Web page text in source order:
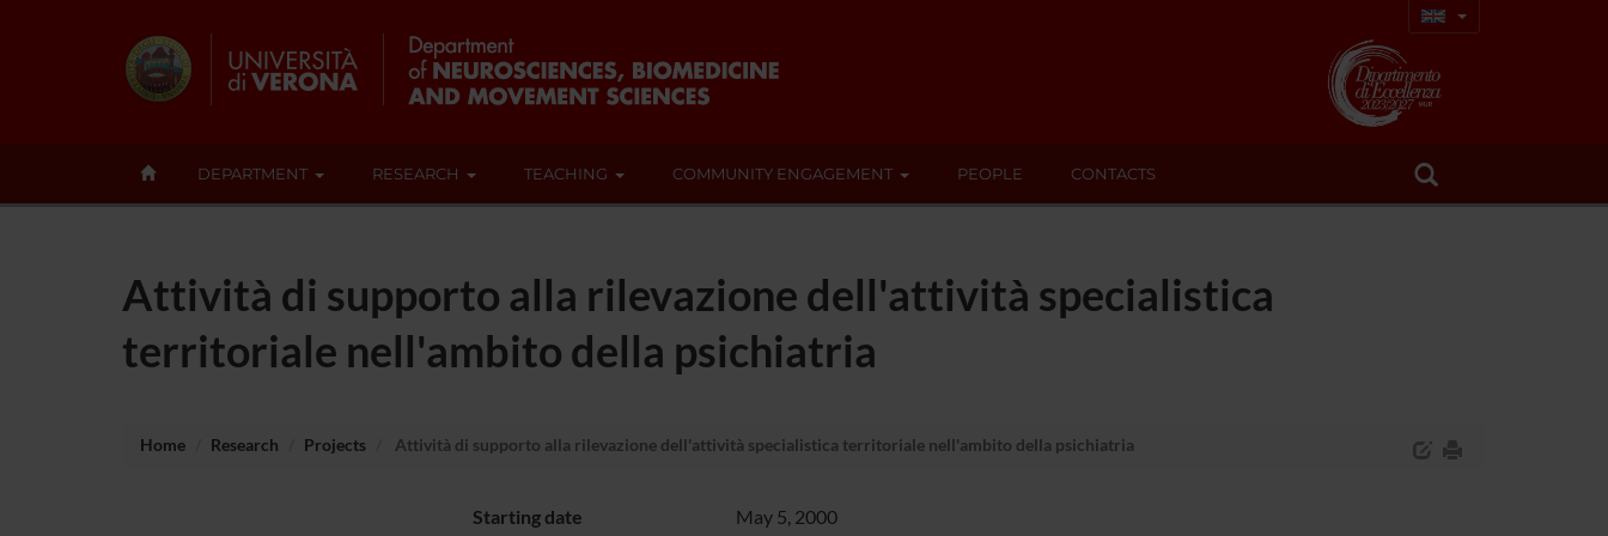
DEPARTMENT RESEARCH TEACHING COMMUNITY ENGAGEMENT PEOPLE CONTACTS
Attività di supporto alla rilevazione dell'attività specialistica
territoriale nell'ambito della psichiatria
Home Research Projects Attività di supporto alla rilevazione dell'attività specialistica territoriale nell'ambito della psichiatria
Starting date
May 5, 2000